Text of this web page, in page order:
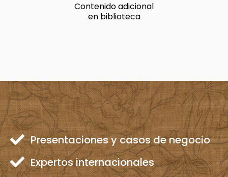
Contenido adicional
en biblioteca
Presentaciones y casos de negocio
Expertos internacionales